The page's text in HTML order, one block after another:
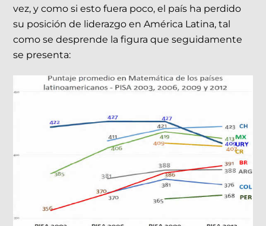
vez, y como si esto fuera poco, el país ha perdido
su posición de liderazgo en América Latina, tal
como se desprende la figura que seguidamente
se presenta: